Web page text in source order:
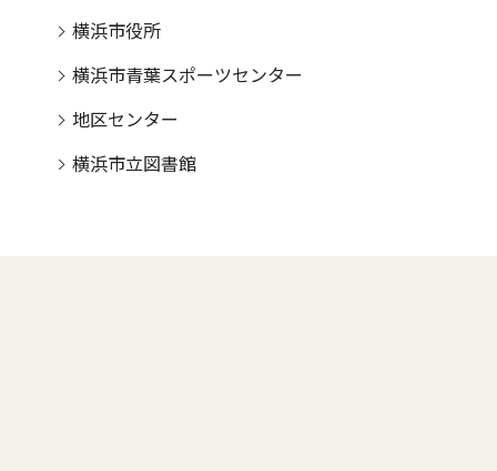
横浜市役所
横浜市青葉スポーツセンター
地区センター
横浜市立図書館